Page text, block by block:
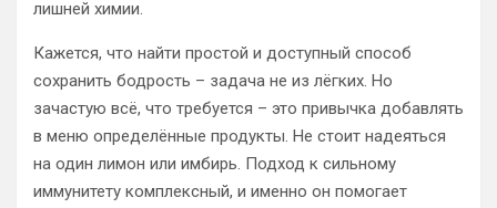
лишней химии.
Кажется, что найти простой и доступный способ
сохранить бодрость – задача не из лёгких. Но
зачастую всё, что требуется – это привычка добавлять
в меню определённые продукты. Не стоит надеяться
на один лимон или имбирь. Подход к сильному
иммунитету комплексный, и именно он помогает